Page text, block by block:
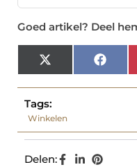
Goed artikel? Deel
X
(Twitter)
Tags:
Winkelen
Delen: